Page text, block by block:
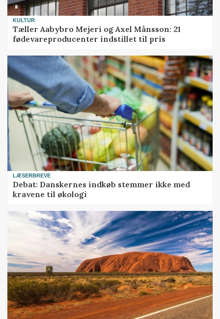
KULTUR
Tæller Aabybro Mejeri og Axel Månsson: 21
fødevareproducenter indstillet til pris
LÆSERBREVE
Debat: Danskernes indkøb stemmer ikke med
kravene til økologi